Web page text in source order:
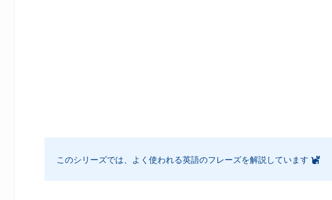
このシリーズでは、よく使われる英語のフレーズを解説しています